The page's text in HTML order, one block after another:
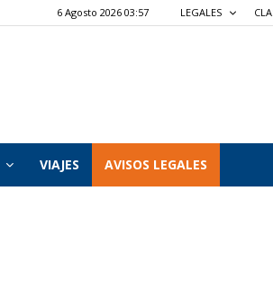
6 Agosto 2026 03:57 LEGALES
VIAJES AVISOS LEGALES